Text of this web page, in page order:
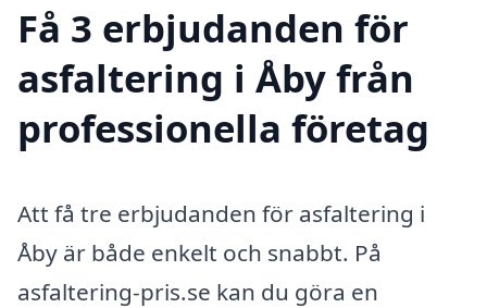
Få 3 erbjudanden för
asfaltering i Åby från
professionella företag
Att få tre erbjudanden för asfaltering i
Åby är både enkelt och snabbt. På
asfaltering-pris.se kan du göra en